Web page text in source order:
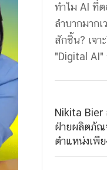
ทำไม AI ที่
ลำบากมาก
สักชิ้น? เจา
"Digital AI"
Nikita Bier
ฝ่ายผลิตภัณ
ตำแหน่งเพี